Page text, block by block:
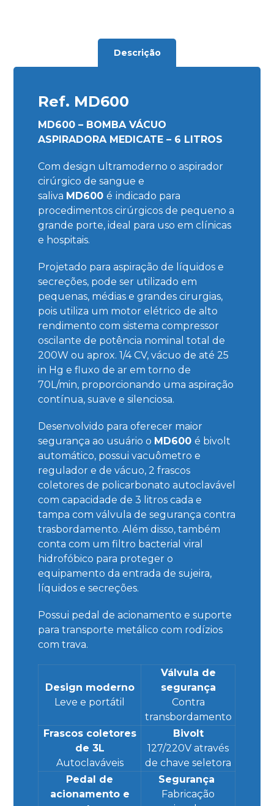
Descrição
Ref. MD600
MD600 – BOMBA VÁCUO
ASPIRADORA MEDICATE – 6 LITROS
Com design ultramoderno o aspirador
cirúrgico de sangue e
saliva MD600é indicado para
procedimentos cirúrgicos de pequeno a
grande porte, ideal para uso em clínicas
e hospitais.
Projetado para aspiração de líquidos e
secreções, pode ser utilizado em
pequenas, médias e grandes cirurgias,
pois utiliza um motor elétrico de alto
rendimento com sistema compressor
oscilante de potência nominal total de
200W ou aprox. 1/4 CV, vácuo de até 25
in Hg e fluxo de ar em torno de
70L/min, proporcionando uma aspiração
contínua, suave e silenciosa.
Desenvolvido para oferecer maior
segurança ao usuário o MD600é bivolt
automático, possui vacuômetro e
regulador e de vácuo, 2 frascos
coletores de policarbonato autoclavável
com capacidade de 3 litros cada e
tampa com válvula de segurança contra
trasbordamento. Além disso, também
conta com um filtro bacterial viral
hidrofóbico para proteger o
equipamento da entrada de sujeira,
líquidos e secreções.
Possui pedal de acionamento e suporte
para transporte metálico com rodízios
com trava.
Design moderno
Leve e portátil
Válvula de
segurança
Contra
transbordamento
Frascos coletores
de 3L
Autoclaváveis
Bivolt
127/220V através
de chave seletora
Pedal de
acionamento e
Segurança
Fabricação